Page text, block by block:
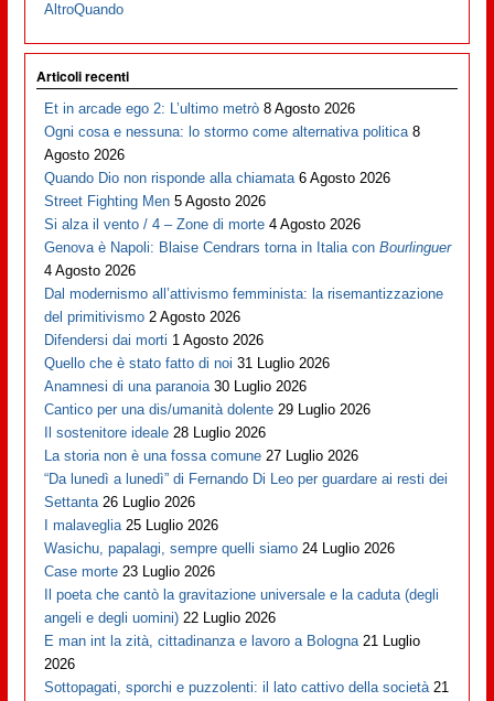
AltroQuando
Articoli recenti
Et in arcade ego 2: L’ultimo metrò 8 Agosto 2026
Ogni cosa e nessuna: lo stormo come alternativa politica 8
Agosto 2026
Quando Dio non risponde alla chiamata 6 Agosto 2026
Street Fighting Men 5 Agosto 2026
Si alza il vento / 4 – Zone di morte 4 Agosto 2026
Genova è Napoli: Blaise Cendrars torna in Italia conBourlinguer
4 Agosto 2026
Dal modernismo all’attivismo femminista: la risemantizzazione
del primitivismo 2 Agosto 2026
Difendersi dai morti 1 Agosto 2026
Quello che è stato fatto di noi 31 Luglio 2026
Anamnesi di una paranoia 30 Luglio 2026
Cantico per una dis/umanità dolente 29 Luglio 2026
Il sostenitore ideale 28 Luglio 2026
La storia non è una fossa comune 27 Luglio 2026
“Da lunedì a lunedì” di Fernando Di Leo per guardare ai resti dei
Settanta 26 Luglio 2026
I malaveglia 25 Luglio 2026
Wasichu, papalagi, sempre quelli siamo 24 Luglio 2026
Case morte 23 Luglio 2026
Il poeta che cantò la gravitazione universale e la caduta (degli
angeli e degli uomini) 22 Luglio 2026
E man int la zità, cittadinanza e lavoro a Bologna 21 Luglio
2026
Sottopagati, sporchi e puzzolenti: il lato cattivo della società 21